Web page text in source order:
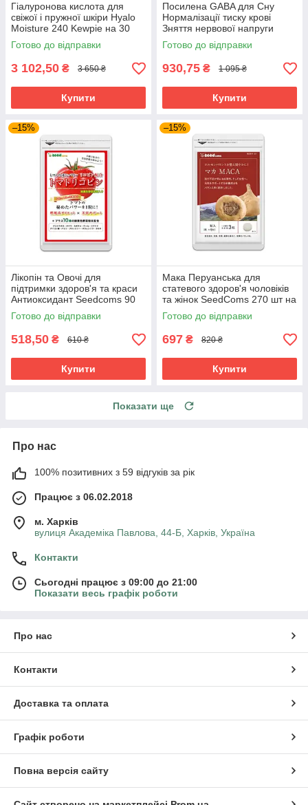
Гіалуронова кислота для
свіжої і пружної шкіри Hyalo
Moisture 240 Kewpie на 30
днів прийому
Готово до відправки
3 102,50 ₴ 3 650 ₴
Купити
Посилена GABA для Сну
Нормалізації тиску крові
Зняття нервової напруги
Габа SeedComs 30 шт на 1
місяць прийому
Готово до відправки
930,75 ₴ 1 095 ₴
Купити
–15%
Лікопін та Овочі для
підтримки здоров'я та краси
Антиоксидант Seedcoms 90
капсул на 3 місяці прийому
Готово до відправки
518,50 ₴ 610 ₴
Купити
–15%
Мака Перуанська для
статевого здоров'я чоловіків
та жінок SeedComs 270 шт на
3 місяці прийому
Готово до відправки
697 ₴ 820 ₴
Купити
Показати ще
Про нас
100% позитивних з 59 відгуків за рік
Працює з 06.02.2018
м. Харків
вулиця Академіка Павлова, 44-Б, Харків, Україна
Контакти
Сьогодні працює з 09:00 до 21:00
Показати весь графік роботи
Про нас
Контакти
Доставка та оплата
Графік роботи
Повна версія сайту